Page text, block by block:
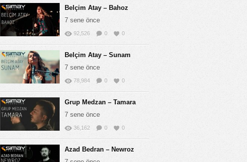
Belçim Atay – Bahoz
7 sene önce
92,526 0 0
Belçim Atay – Sunam
7 sene önce
78,984 0 0
Grup Medzan – Tamara
7 sene önce
36,162 0 0
Azad Bedran – Newroz